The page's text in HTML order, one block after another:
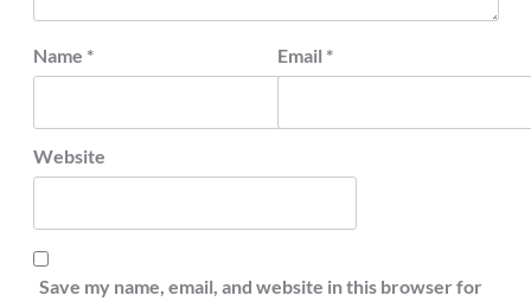
Name * Email *
Website
Save my name, email, and website in this browser for